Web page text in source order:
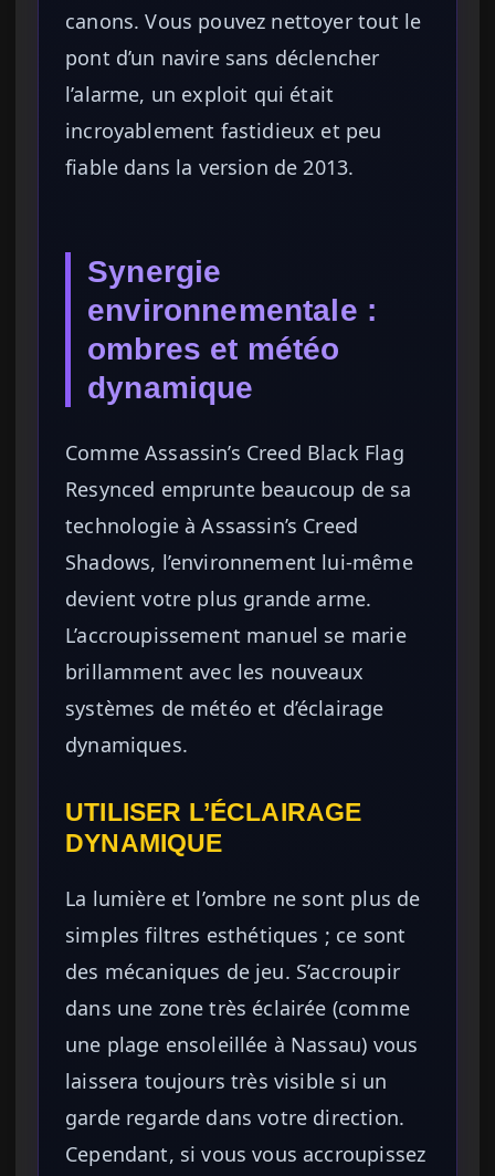
canons. Vous pouvez nettoyer tout le
pont d’un navire sans déclencher
l’alarme, un exploit qui était
incroyablement fastidieux et peu
fiable dans la version de 2013.
Synergie
environnementale :
ombres et météo
dynamique
Comme Assassin’s Creed Black Flag
Resynced emprunte beaucoup de sa
technologie à Assassin’s Creed
Shadows, l’environnement lui-même
devient votre plus grande arme.
L’accroupissement manuel se marie
brillamment avec les nouveaux
systèmes de météo et d’éclairage
dynamiques.
UTILISER L’ÉCLAIRAGE
DYNAMIQUE
La lumière et l’ombre ne sont plus de
simples filtres esthétiques ; ce sont
des mécaniques de jeu. S’accroupir
dans une zone très éclairée (comme
une plage ensoleillée à Nassau) vous
laissera toujours très visible si un
garde regarde dans votre direction.
Cependant, si vous vous accroupissez